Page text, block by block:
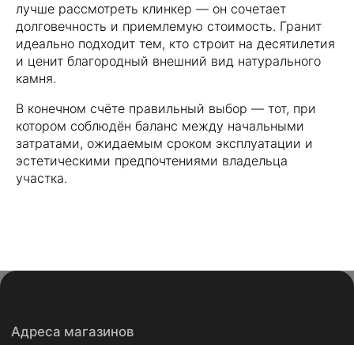
лучше рассмотреть клинкер — он сочетает
долговечность и приемлемую стоимость. Гранит
идеально подходит тем, кто строит на десятилетия
и ценит благородный внешний вид натурального
камня.
В конечном счёте правильный выбор — тот, при
котором соблюдён баланс между начальными
затратами, ожидаемым сроком эксплуатации и
эстетическими предпочтениями владельца
участка.
Почта для писем
plitkaalex@mail.ru
д. Следнево
+ 7 (930) 222-14-44
+7 (999) 774-94-91
+7 49244 6-88-99
tel:+ 7 (930) 222-14-44
Редактировать Удалить
Социальные сети
Каталог